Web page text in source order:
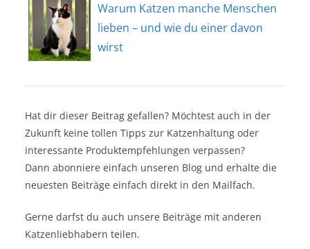
Warum Katzen manche Menschen
lieben – und wie du einer davon
wirst
Hat dir dieser Beitrag gefallen? Möchtest auch in der
Zukunft keine tollen Tipps zur Katzenhaltung oder
interessante Produktempfehlungen verpassen?
Dann abonniere einfach unseren Blog und erhalte die
neuesten Beiträge einfach direkt in den Mailfach.
Gerne darfst du auch unsere Beiträge mit anderen
Katzenliebhabern teilen.